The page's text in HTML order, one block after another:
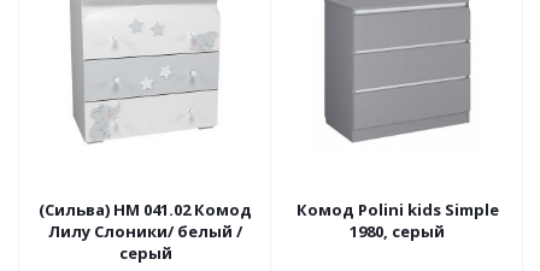
(Сильва) НМ 041.02 Комод
Лилу Слоники/ белый /
серый
Комод Polini kids Simple
1980, серый